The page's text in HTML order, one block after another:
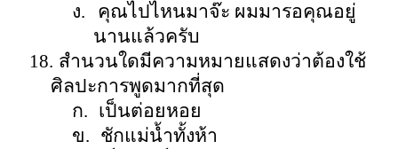
ง.
คุณไปไหนมาจ๊ะ ผมมารอคุณอยู่
นานแล้วครับ
18. สำนวนใดมีความหมายแสดงว่าต้องใช้
ศิลปะการพูดมากที่สุด
ก. เป็นต่อยหอย
ข. ชักแม่น้ำทั้งห้า